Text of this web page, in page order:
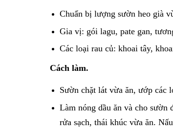
Chuẩn bị lượng sườn heo già
Gia vị: gói lagu, pate gan,
Các loại rau củ: khoai tây,
Cách làm.
Sườn chặt lát vừa ăn, ướp các
Làm nóng dầu ăn và cho sườn
rửa sạch, thái khúc vừa ăn.